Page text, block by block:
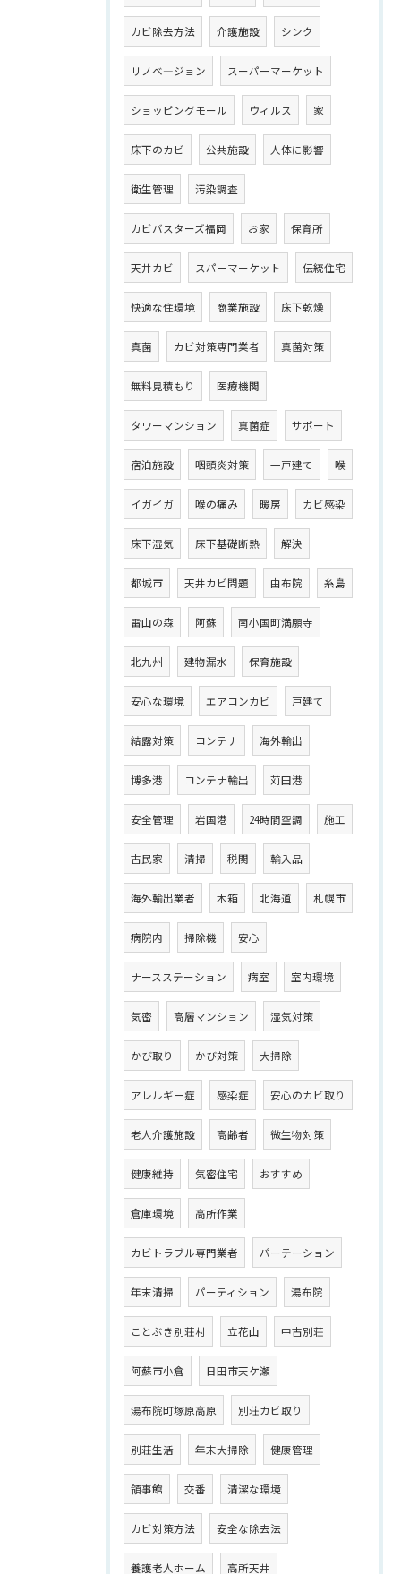
カビ除去方法 介護施設 シンク
リノベ―ジョン スーパーマーケット
ショッピングモール ウィルス 家
床下のカビ 公共施設 人体に影響
衛生管理 汚染調査
カビバスターズ福岡 お家 保育所
天井カビ スパーマーケット 伝統住宅
快適な住環境 商業施設 床下乾燥
真菌 カビ対策専門業者 真菌対策
無料見積もり 医療機関
タワーマンション 真菌症 サポート
宿泊施設 咽頭炎対策 一戸建て 喉
イガイガ 喉の痛み 暖房 カビ感染
床下湿気 床下基礎断熱 解決
都城市 天井カビ問題 由布院 糸島
雷山の森 阿蘇 南小国町満願寺
北九州 建物漏水 保育施設
安心な環境 エアコンカビ 戸建て
結露対策 コンテナ 海外輸出
博多港 コンテナ輸出 苅田港
安全管理 岩国港 24時間空調 施工
古民家 清掃 税関 輸入品
海外輸出業者 木箱 北海道 札幌市
病院内 掃除機 安心
ナースステーション 病室 室内環境
気密 高層マンション 湿気対策
かび取り かび対策 大掃除
アレルギー症 感染症 安心のカビ取り
老人介護施設 高齢者 微生物対策
健康維持 気密住宅 おすすめ
倉庫環境 高所作業
カビトラブル専門業者 パーテーション
年末清掃 パーティション 湯布院
ことぶき別荘村 立花山 中古別荘
阿蘇市小倉 日田市天ケ瀬
湯布院町塚原高原 別荘カビ取り
別荘生活 年末大掃除 健康管理
領事館 交番 清潔な環境
カビ対策方法 安全な除去法
養護老人ホーム 高所天井